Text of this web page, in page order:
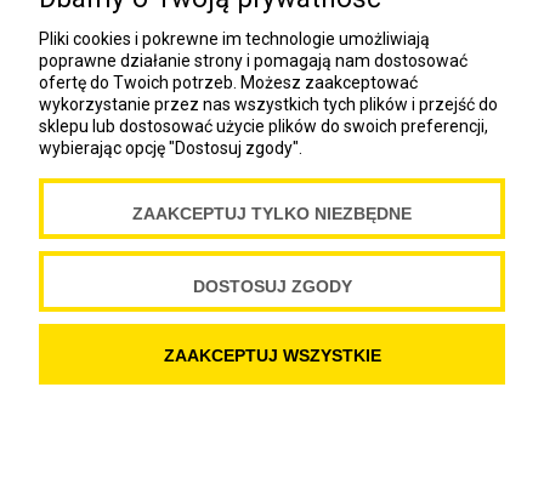
COOKIES
Spółdzielnia Wydawnicza „Czytelnik”
ul. Wiejska 12A
00-490 Warszawa
Copyright Spółdzielnia Wydawnicza „Czytelnik” 2019
POKAŻ PEŁNĄ WERSJĘ STRONY
SKLEP INTERNETOWY SHOPER.PL
Pliki cookies i pokrewne im technologie umożliwiają
poprawne działanie strony i pomagają nam dostosować
ofertę do Twoich potrzeb. Możesz zaakceptować
wykorzystanie przez nas wszystkich tych plików i przejść do
sklepu lub dostosować użycie plików do swoich preferencji,
wybierając opcję "Dostosuj zgody".
ZAAKCEPTUJ TYLKO NIEZBĘDNE
DOSTOSUJ ZGODY
ZAAKCEPTUJ WSZYSTKIE